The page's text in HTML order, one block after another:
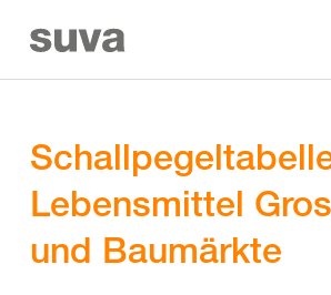
Lebensmittel
und Baumärkte